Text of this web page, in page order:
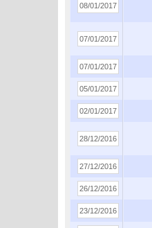
08/01/2017
07/01/2017
07/01/2017
05/01/2017
02/01/2017
28/12/2016
27/12/2016
26/12/2016
23/12/2016